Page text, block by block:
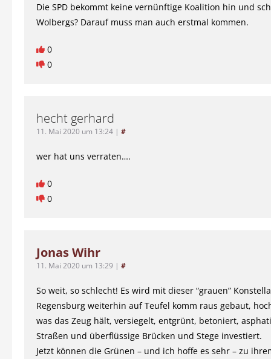
Die SPD bekommt keine vernünftige Koalition hin und
Wolbergs? Darauf muss man auch erstmal kommen.
0
0
hecht gerhard
11. Mai 2020 um 13:24 | #
wer hat uns verraten….
0
0
Jonas Wihr
11. Mai 2020 um 13:29 | #
So weit, so schlecht! Es wird mit dieser “grauen”
Regensburg weiterhin auf Teufel komm raus gebaut,
was das Zeug hält, versiegelt, entgrünt, betoniert,
Straßen und überflüssige Brücken und Stege investiert.
Jetzt können die Grünen – und ich hoffe es sehr – zu